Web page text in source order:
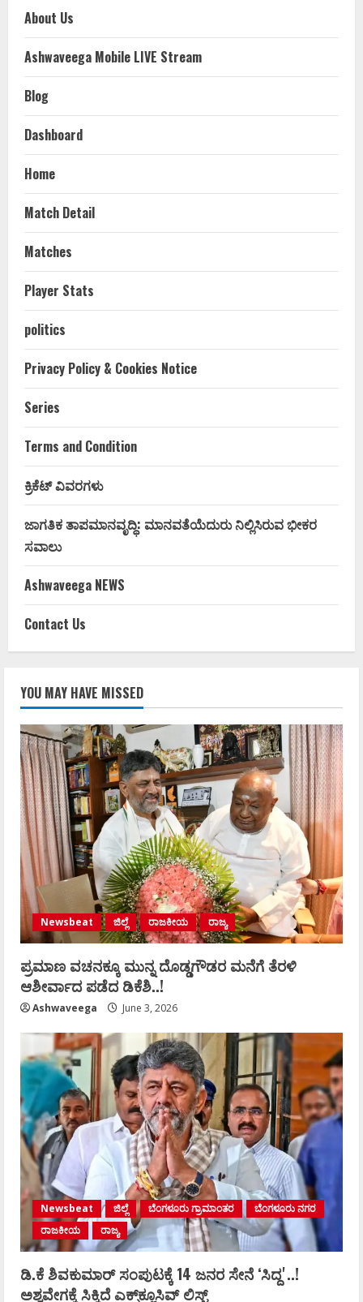
About Us
Ashwaveega Mobile LIVE Stream
Blog
Dashboard
Home
Match Detail
Matches
Player Stats
politics
Privacy Policy & Cookies Notice
Series
Terms and Condition
ಕ್ರಿಕೆಟ್ ವಿವರಗಳು
ಜಾಗತಿಕ ತಾಪಮಾನವೃದ್ಧಿ: ಮಾನವತೆಯೆದುರು ನಿಲ್ಲಿಸಿರುವ ಭೀಕರ
ಸವಾಲು
Ashwaveega NEWS
Contact Us
YOU MAY HAVE MISSED
Newsbeat ಜಿಲ್ಲೆ ರಾಜಕೀಯ ರಾಜ್ಯ
ಪ್ರಮಾಣ ವಚನಕ್ಕೂ ಮುನ್ನ ದೊಡ್ಡಗೌಡರ ಮನೆಗೆ ತೆರಳಿ
ಆಶೀರ್ವಾದ ಪಡೆದ ಡಿಕೆಶಿ..!
Ashwaveega June 3, 2026
Newsbeat ಜಿಲ್ಲೆ ಬೆಂಗಳೂರು ಗ್ರಾಮಾಂತರ
ಬೆಂಗಳೂರು ನಗರ
ರಾಜಕೀಯ
ರಾಜ್ಯ
ಡಿ.ಕೆ ಶಿವಕುಮಾರ್‌ ಸಂಪುಟಕ್ಕೆ 14 ಜನರ ಸೇನೆ ʻಸಿದ್ದʼ..!
ಅಶ್ವವೇಗಕ್ಕೆ ಸಿಕ್ಕಿದೆ ಎಕ್ಸ್‌ಕ್ಲೂಸಿವ್‌ ಲಿಸ್ಟ್‌